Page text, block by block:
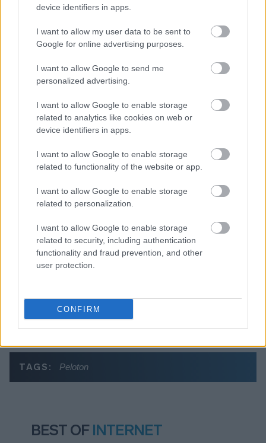
device identifiers in apps.
I want to allow my user data to be sent to
Google for online advertising purposes.
I want to allow Google to send me
personalized advertising.
I want to allow Google to enable storage
related to analytics like cookies on web or
device identifiers in apps.
I want to allow Google to enable storage
related to functionality of the website or app.
I want to allow Google to enable storage
related to personalization.
I want to allow Google to enable storage
related to security, including authentication
functionality and fraud prevention, and other
user protection.
CONFIRM
Τράπεζες: Στα 55,5 εκατ. ευρώ ο λογαριασμός
Νέο Χωροταξικό Τουρισμού: Οι νέες «κόκκινες
γραμμές» για το περιβάλλον και τι αλλάζει σε
ξενοδοχεία, νησιά και επενδύσεις
TAGS: Peloton
BEST OF INTERNET